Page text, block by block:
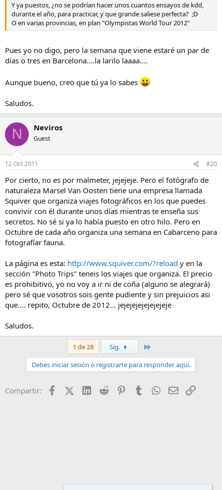
Y ya puestos, ¿no se podrían hacer unos cuantos ensayos de kdd,
durante el año, para practicar, y que grande saliese perfecta? ;D
O en varias provincias, en plan "Olympistas World Tour 2012"
Pues yo no digo, pero la semana que viene estaré un par de
días o tres en Barcelona....la larilo laaaa....
Aunque bueno, creo que tú ya lo sabes
Saludos.
N Neviros
Guest
12 Oct 2011 #20
Por cierto, no es por malmeter, jejejeje. Pero el fotógrafo de
naturaleza Marsel Van Oosten tiene una empresa llamada
Squiver que organiza viajes fotográficos en los que puedes
convivir con él durante unos días mientras te enseña sus
secretos. No sé si ya lo había puesto en otro hilo. Pero en
Octubre de cada año organiza una semana en Cabarceno para
fotografíar fauna.
La página es esta: http://www.squiver.com/?reload y en la
sección "Photo Trips" teneis los viajes que organiza. El precio
es prohibitivo, yo no voy a ir ni de coña (alguno se alegrará)
pero sé que vosotros sois gente pudiente y sin prejuicios asi
que.... repito, Octubre de 2012... jejejejejejejejeje
Saludos.
1 de 28 Sig.
Debes iniciar sesión o registrarte para responder aquí.
Compartir: FacebookX (Twitter)
LinkedIn
Reddit PinterestTumblr WhatsApp
EmailEnlace